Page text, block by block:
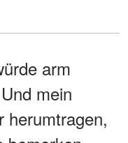
arm
mein
herumtragen,